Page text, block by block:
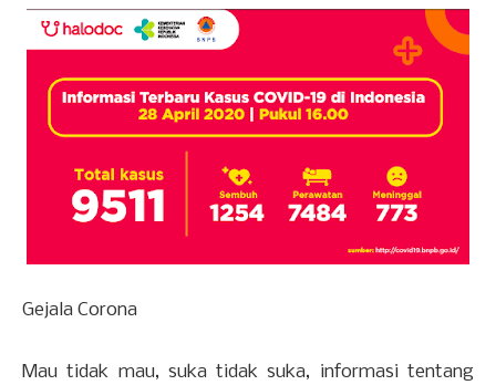
Gejala Corona
Mau tidak mau, suka tidak suka, informasi tentang